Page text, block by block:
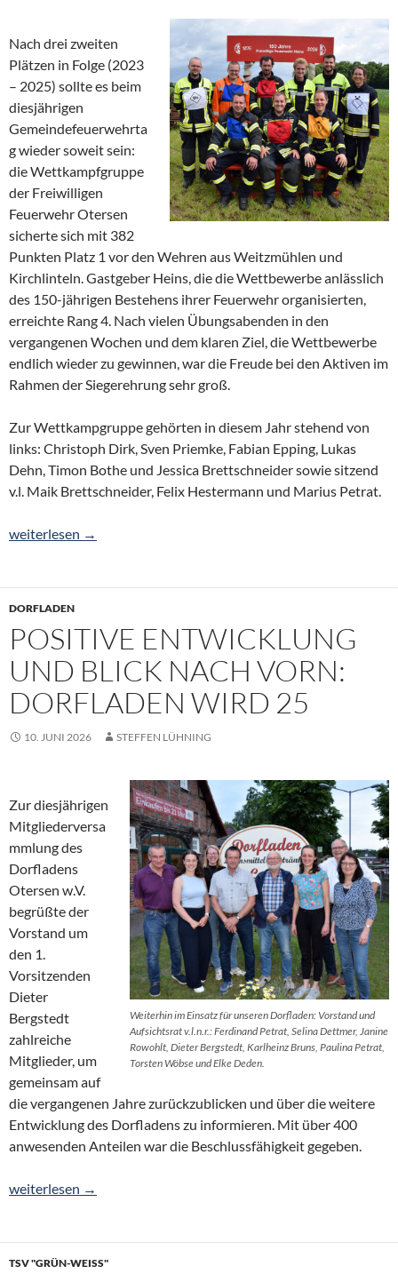
Nach drei zweiten
Plätzen in Folge (2023
– 2025) sollte es beim
diesjährigen
Gemeindefeuerwehrta
g wieder soweit sein:
die Wettkampfgruppe
der Freiwilligen
Feuerwehr Otersen
sicherte sich mit 382
Punkten Platz 1 vor den Wehren aus Weitzmühlen und
Kirchlinteln. Gastgeber Heins, die die Wettbewerbe anlässlich
des 150-jährigen Bestehens ihrer Feuerwehr organisierten,
erreichte Rang 4. Nach vielen Übungsabenden in den
vergangenen Wochen und dem klaren Ziel, die Wettbewerbe
endlich wieder zu gewinnen, war die Freude bei den Aktiven im
Rahmen der Siegerehrung sehr groß.
Zur Wettkampgruppe gehörten in diesem Jahr stehend von
links: Christoph Dirk, Sven Priemke, Fabian Epping, Lukas
Dehn, Timon Bothe und Jessica Brettschneider sowie sitzend
v.l. Maik Brettschneider, Felix Hestermann und Marius Petrat.
Platz 1 für Oterser Wettkampfgruppe
weiterlesen →
DORFLADEN
POSITIVE ENTWICKLUNG
UND BLICK NACH VORN:
DORFLADEN WIRD 25
10. JUNI 2026 STEFFEN LÜHNING
Weiterhin im Einsatz für unseren Dorfladen: Vorstand und
Aufsichtsrat v.l.n.r.: Ferdinand Petrat, Selina Dettmer, Janine
Rowohlt, Dieter Bergstedt, Karlheinz Bruns, Paulina Petrat,
Torsten Wöbse und Elke Deden.
Zur diesjährigen
Mitgliederversa
mmlung des
Dorfladens
Otersen w.V.
begrüßte der
Vorstand um
den 1.
Vorsitzenden
Dieter
Bergstedt
zahlreiche
Mitglieder, um
gemeinsam auf
die vergangenen Jahre zurückzublicken und über die weitere
Entwicklung des Dorfladens zu informieren. Mit über 400
anwesenden Anteilen war die Beschlussfähigkeit gegeben.
Positive Entwicklung und Blick nach vorn: Dorfladen wird 25
weiterlesen →
TSV "GRÜN-WEISS"